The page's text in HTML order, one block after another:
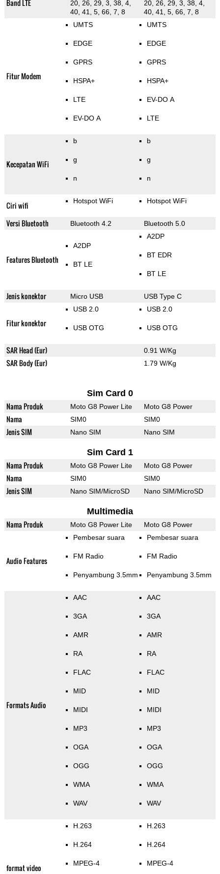
Band LTE
20, 26, 29, 3, 38, 4,
40, 41, 5, 66, 7, 8
20, 26, 29, 3, 38, 4,
40, 41, 5, 66, 7, 8
Fitur Modem
UMTS
EDGE
GPRS
HSPA+
LTE
EV-DO A
UMTS
EDGE
GPRS
HSPA+
EV-DO A
LTE
Kecepatan WiFi
b
g
n
b
g
n
Ciri wifi Hotspot WiFi Hotspot WiFi
Versi Bluetooth Bluetooth 4.2 Bluetooth 5.0
Features Bluetooth
A2DP
BT LE
A2DP
BT EDR
BT LE
Jenis konektor Micro USB USB Type C
Fitur konektor
USB 2.0
USB OTG
USB 2.0
USB OTG
SAR Head (Eur) 0.91 W/Kg
SAR Body (Eur) 1.79 W/Kg
Sim Card 0
Nama Produk Moto G8 Power Lite Moto G8 Power
Nama SIM0 SIM0
Jenis SIM Nano SIM Nano SIM
Sim Card 1
Nama Produk Moto G8 Power Lite Moto G8 Power
Nama SIM0 SIM0
Jenis SIM Nano SIM/MicroSD Nano SIM/MicroSD
Multimedia
Nama Produk Moto G8 Power Lite Moto G8 Power
Audio Features
Pembesar suara
FM Radio
Penyambung 3.5mm
Pembesar suara
FM Radio
Penyambung 3.5mm
Formats Audio
AAC
3GA
AMR
RA
FLAC
MID
MIDI
MP3
OGA
OGG
WMA
WAV
AAC
3GA
AMR
RA
FLAC
MID
MIDI
MP3
OGA
OGG
WMA
WAV
format video
H.263
H.264
MPEG-4
H.263
H.264
MPEG-4